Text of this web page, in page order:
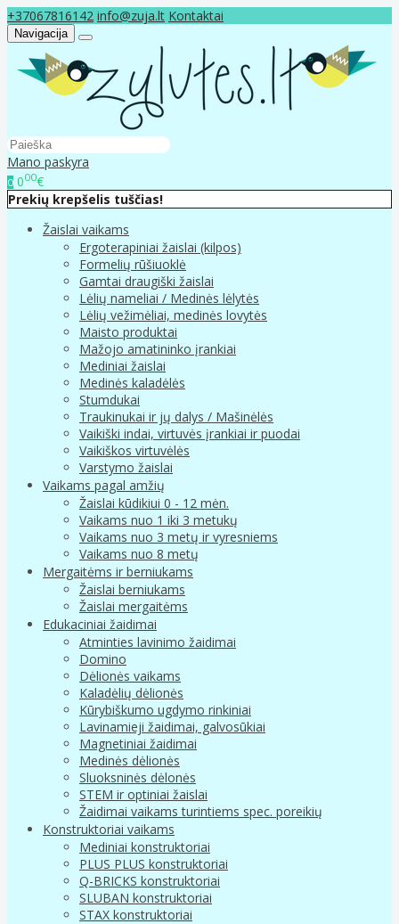
+37067816142 info@zuja.lt Kontaktai
Navigacija
Mano paskyra
0 000€
Prekių krepšelis tuščias!
Žaislai vaikams
Ergoterapiniai žaislai (kilpos)
Formelių rūšiuoklė
Gamtai draugiški žaislai
Lėlių nameliai / Medinės lėlytės
Lėlių vežimėliai, medinės lovytės
Maisto produktai
Mažojo amatininko įrankiai
Mediniai žaislai
Medinės kaladėlės
Stumdukai
Traukinukai ir jų dalys / Mašinėlės
Vaikiški indai, virtuvės įrankiai ir puodai
Vaikiškos virtuvėlės
Varstymo žaislai
Vaikams pagal amžių
Žaislai kūdikiui 0 - 12 mėn.
Vaikams nuo 1 iki 3 metukų
Vaikams nuo 3 metų ir vyresniems
Vaikams nuo 8 metų
Mergaitėms ir berniukams
Žaislai berniukams
Žaislai mergaitėms
Edukaciniai žaidimai
Atminties lavinimo žaidimai
Domino
Dėlionės vaikams
Kaladėlių dėlionės
Kūrybiškumo ugdymo rinkiniai
Lavinamieji žaidimai, galvosūkiai
Magnetiniai žaidimai
Medinės dėlionės
Sluoksninės dėlonės
STEM ir optiniai žaislai
Žaidimai vaikams turintiems spec. poreikių
Konstruktoriai vaikams
Mediniai konstruktoriai
PLUS PLUS konstruktoriai
Q-BRICKS konstruktoriai
SLUBAN konstruktoriai
STAX konstruktoriai